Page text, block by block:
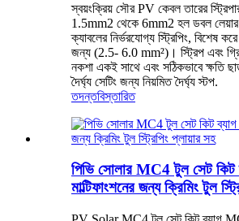
স্বয়ংক্রিয় সৌর PV কেবল তারের স্ট্রিপার
1.5mm2 থেকে 6mm2 হল ডবল
ক্যাবলের নির্ভরযোগ্য স্ট্রিপিং, বিশেষ
জন্য (2.5- 6.0 mm²)। স্ট্রিপ এবং
নকশা একই সাথে এবং সঠিকভাবে ক্ষতি
দৈর্ঘ্য সেটিং জন্য নিয়মিত দৈর্ঘ্য স্টপ.
তদন্তবিস্তারিত
পিভি সোলার MC4 টুল সেট
মাল্টিফাংশনের জন্য ক্রিমিং টুল